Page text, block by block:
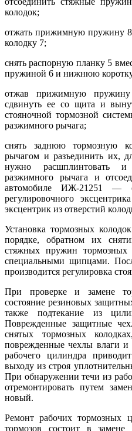
колодок;
отжать прижимную пружину
колодку 7;
снять распорную планку 5
пружиной 6 и нижнюю
отжав прижимную пружину
сдвинуть ее со щита и
стояночной тормозной
разжимного рычага;
снять заднюю тормозную
рычагом и разъединить их,
нужно расшплинтовать
разжимного рычага и
автомобиле ИЖ-21251 —
регулировочного
эксцентрик из отверстий
Установка тормозных
порядке, обратном их
стяжных пружин тормозных
специальными щипцами.
производится регулировка
При проверке и замене
состояние резиновых
также подтекание из
Поврежденные защитные
снятых тормозных
поврежденные чехлы влаги
рабочего цилиндра
выходу из строя
При обнаружении течи из
отремонтировать путем
новый.
Ремонт рабочих тормозных
тормозов состоит в замене